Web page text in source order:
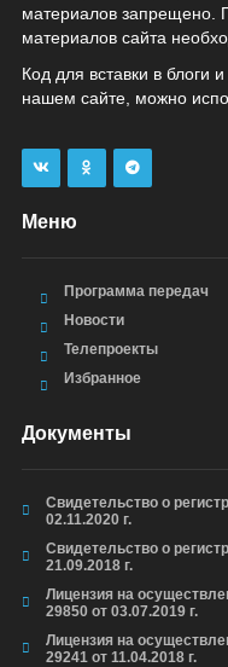
материалов запрещено.
материалов сайта
Код для вставки в блоги
нашем сайте, можно
Меню
Программа передач
Новости
Телепроекты
Избранное
Документы
Свидетельство о
02.11.2020 г.
Свидетельство о
21.09.2018 г.
Лицензия на
29850 от 03.07.2019 г.
Лицензия на
29241 от 11.04.2018 г.